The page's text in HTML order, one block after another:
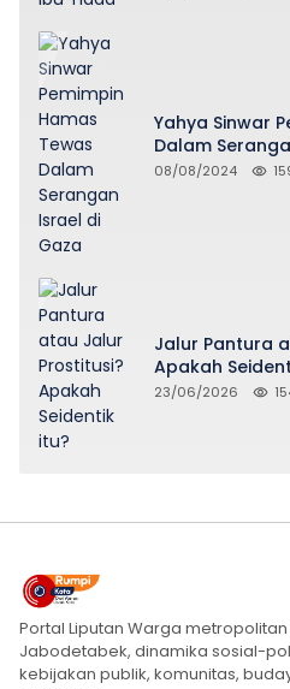
Yahya Sinwar
Dalam
08/08/2024
Jalur Pantura
Apakah
23/06/2026
Portal Liputan Warga
Jabodetabek, dinamika sosial-
kebijakan publik, komunitas,